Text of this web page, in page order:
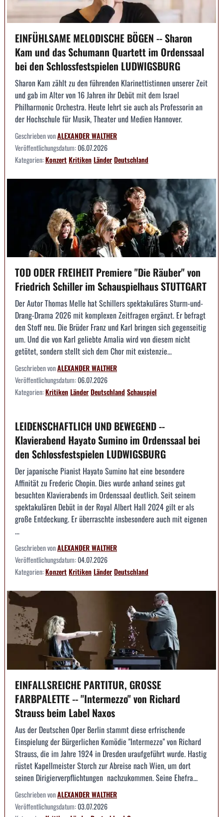
EINFÜHLSAME MELODISCHE BÖGEN -- Sharon
Kam und das Schumann Quartett im Ordenssaal
bei den Schlossfestspielen LUDWIGSBURG
Sharon Kam zählt zu den führenden Klarinettistinnen unserer Zeit
und gab im Alter von 16 Jahren ihr Debüt mit dem Israel
Philharmonic Orchestra. Heute lehrt sie auch als Professorin an
der Hochschule für Musik, Theater und Medien Hannover.
Geschrieben vonALEXANDER WALTHER
Veröffentlichungsdatum:06.07.2026
Kategorien:KonzertKritikenLänderDeutschland
TOD ODER FREIHEIT Premiere "Die Räuber" von
Friedrich Schiller im Schauspielhaus STUTTGART
Der Autor Thomas Melle hat Schillers spektakuläres Sturm-und-
Drang-Drama 2026 mit komplexen Zeitfragen ergänzt. Er befragt
den Stoff neu. Die Brüder Franz und Karl bringen sich gegenseitig
um. Und die von Karl geliebte Amalia wird von diesem nicht
getötet, sondern stellt sich dem Chor mit existenzie...
Geschrieben vonALEXANDER WALTHER
Veröffentlichungsdatum:06.07.2026
Kategorien:KritikenLänderDeutschlandSchauspiel
LEIDENSCHAFTLICH UND BEWEGEND --
Klavierabend Hayato Sumino im Ordenssaal bei
den Schlossfestspielen LUDWIGSBURG
Der japanische Pianist Hayato Sumino hat eine besondere
Affinität zu Frederic Chopin. Dies wurde anhand seines gut
besuchten Klavierabends im Ordenssaal deutlich. Seit seinem
spektakulären Debüt in der Royal Albert Hall 2024 gilt er als
große Entdeckung. Er überraschte insbesondere auch mit eigenen
...
Geschrieben vonALEXANDER WALTHER
Veröffentlichungsdatum:04.07.2026
Kategorien:KonzertKritikenLänderDeutschland
EINFALLSREICHE PARTITUR, GROSSE
FARBPALETTE -- "Intermezzo" von Richard
Strauss beim Label Naxos
Aus der Deutschen Oper Berlin stammt diese erfrischende
Einspielung der Bürgerlichen Komödie "Intermezzo" von Richard
Strauss, die im Jahre 1924 in Dresden uraufgeführt wurde. Hastig
rüstet Kapellmeister Storch zur Abreise nach Wien, um dort
seinen Dirigierverpflichtungen nachzukommen. Seine Ehefra...
Geschrieben vonALEXANDER WALTHER
Veröffentlichungsdatum:03.07.2026